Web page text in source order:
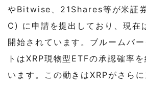
やBitwise、21Shares等が米証
C) に申請を提出しており、現在
開始されています。ブルームバ
トはXRP現物型ETFの承認確率
います。この動きはXRPがさら